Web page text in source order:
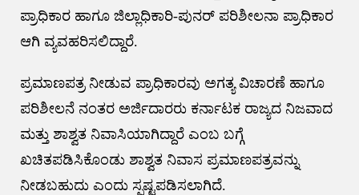
ಪ್ರಾಧಿಕಾರ ಹಾಗೂ ಜಿಲ್ಲಾಧಿಕಾರಿ-ಪುನರ್‌ ಪರಿಶೀಲನಾ ಪ್ರಾಧಿಕಾರ
ಆಗಿ ವ್ಯವಹರಿಸಲಿದ್ದಾರೆ.
ಪ್ರಮಾಣಪತ್ರ ನೀಡುವ ಪ್ರಾಧಿಕಾರವು ಅಗತ್ಯ ವಿಚಾರಣೆ ಹಾಗೂ
ಪರಿಶೀಲನೆ ನಂತರ ಅರ್ಜಿದಾರರು ಕರ್ನಾಟಕ ರಾಜ್ಯದ ನಿಜವಾದ
ಮತ್ತು ಶಾಶ್ವತ ನಿವಾಸಿಯಾಗಿದ್ದಾರೆ ಎಂಬ ಬಗ್ಗೆ
ಖಚಿತಪಡಿಸಿಕೊಂಡು ಶಾಶ್ವತ ನಿವಾಸ ಪ್ರಮಾಣಪತ್ರವನ್ನು
ನೀಡಬಹುದು ಎಂದು ಸ್ಪಷ್ಟಪಡಿಸಲಾಗಿದೆ.